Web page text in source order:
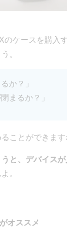
のケースを購入
。
か？」
まるか？」
ことができます
と、デバイス
。
オススメ